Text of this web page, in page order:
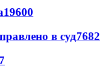
19600
в суд7682